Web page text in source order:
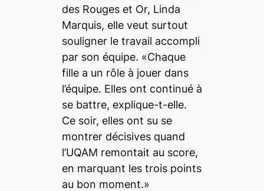
des Rouges et Or, Linda
Marquis, elle veut surtout
souligner le travail accompli
par son équipe. «Chaque
fille a un rôle à jouer dans
l’équipe. Elles ont continué à
se battre, explique-t-elle.
Ce soir, elles ont su se
montrer décisives quand
l’UQAM remontait au score,
en marquant les trois points
au bon moment.»